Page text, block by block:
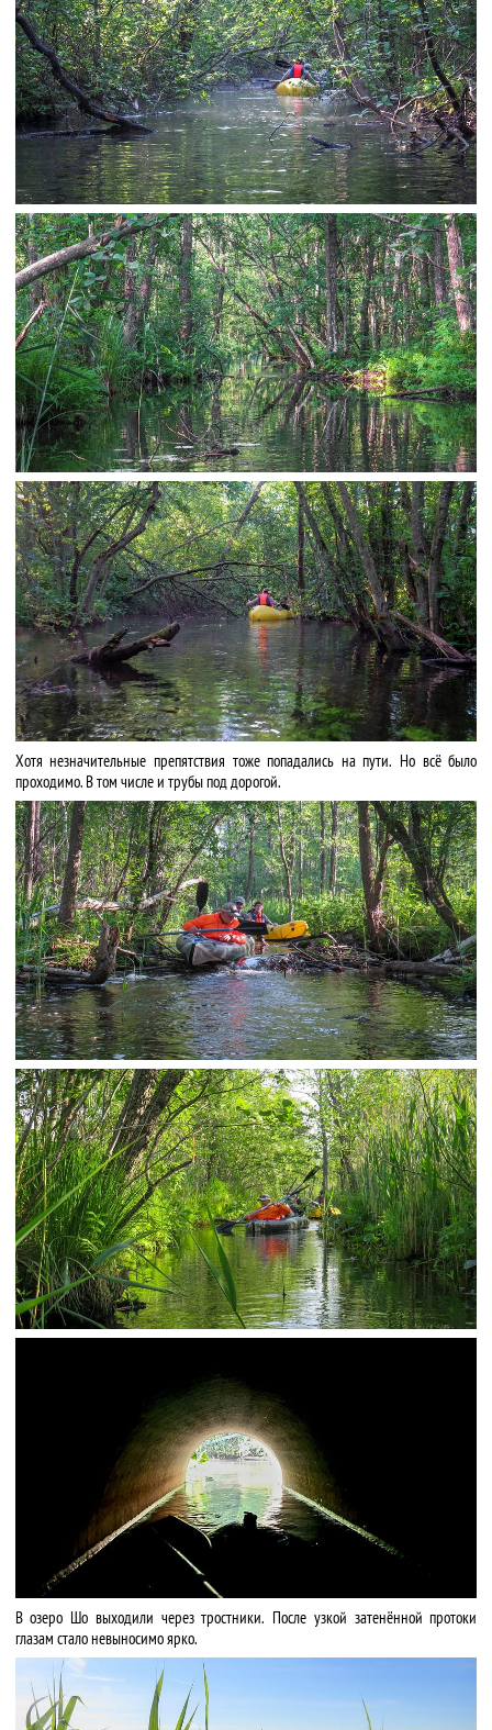
Хотя незначительные препятствия тоже попадались на пути. Но всё было
проходимо. В том числе и трубы под дорогой.
В озеро Шо выходили через тростники. После узкой затенённой протоки
глазам стало невыносимо ярко.